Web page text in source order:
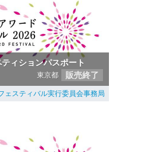
ィションパスポート
東京都 販売終了
ェスティバル実行委員会事務局